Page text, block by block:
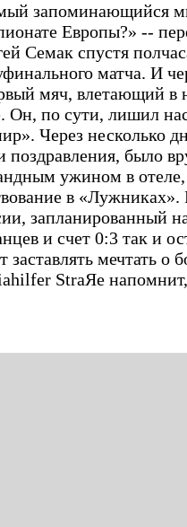
запоминающийся
Европы?» --
Семак спустя
матча. И
мяч, влетающий в
Он, по сути, лишил
Через несколько
поздравления, было
ужином в отеле,
в
запланированный
и счет 0:3 так и
заставлять мечтать
StraЯe